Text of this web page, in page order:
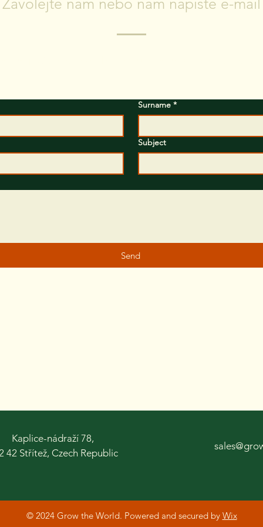
Zavolejte nám nebo nám napište e-mail
Surname *
Subject
Send
Kaplice-nádraží 78,
42 Střítež, Czech Republic
© 2024 Grow the World. Powered and secured by Wix